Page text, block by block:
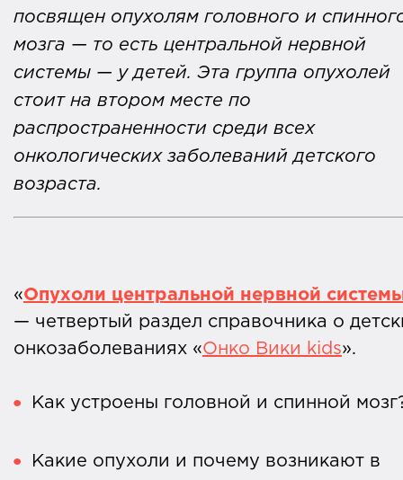
посвящен опухолям головного и
мозга — то есть центральной нервной
системы — у детей. Эта группа опухолей
стоит на втором месте по
распространенности среди всех
онкологических заболеваний детского
возраста.
«Опухоли центральной нервной
— четвертый раздел справочника о
онкозаболеваниях «Онко Вики kids».
Как устроены головной и спинной
Какие опухоли и почему возникают в